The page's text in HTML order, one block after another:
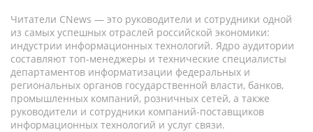
Читатели CNews — это руководители и сотрудники одной
из самых успешных отраслей российской экономики:
индустрии информационных технологий. Ядро аудитории
составляют топ-менеджеры и технические специалисты
департаментов информатизации федеральных и
региональных органов государственной власти, банков,
промышленных компаний, розничных сетей, а также
руководители и сотрудники компаний-поставщиков
информационных технологий и услуг связи.